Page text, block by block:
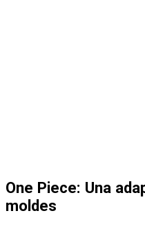
One Piece: Una
moldes